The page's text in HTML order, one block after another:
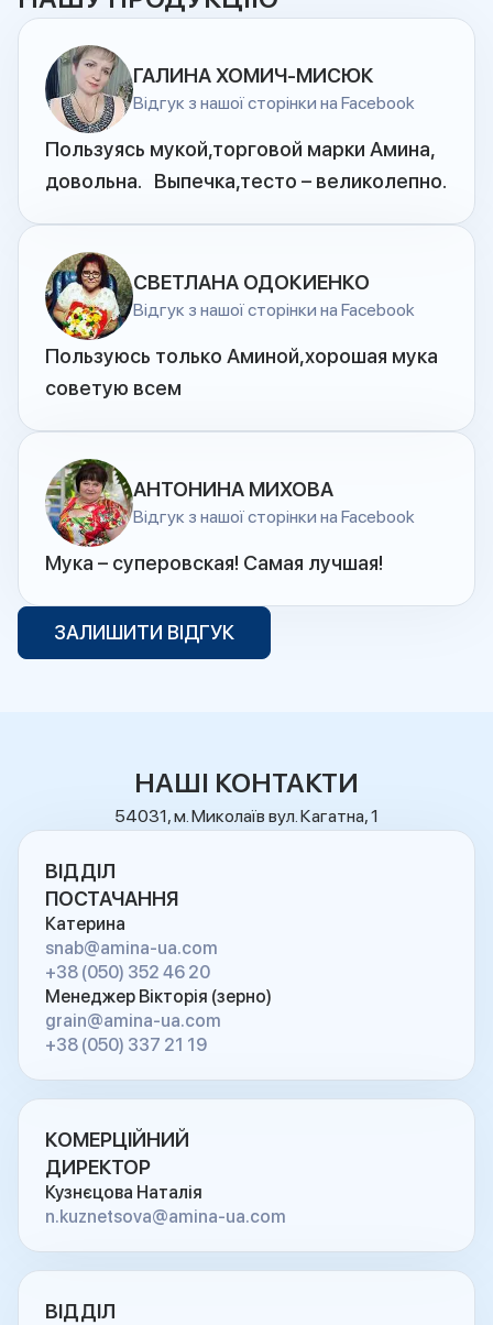
ГАЛИНА ХОМИЧ-МИСЮК
Відгук з нашої сторінки на Facebook
Пользуясь мукой,торговой марки Амина,
довольна. Выпечка,тесто – великолепно.
СВЕТЛАНА ОДОКИЕНКО
Відгук з нашої сторінки на Facebook
Пользуюсь только Аминой,хорошая мука
советую всем
АНТОНИНА МИХОВА
Відгук з нашої сторінки на Facebook
Мука – суперовская! Самая лучшая!
ЗАЛИШИТИ ВІДГУК
НАШІ КОНТАКТИ
54031, м. Миколаїв вул. Кагатна, 1
ВІДДІЛ
ПОСТАЧАННЯ
Катерина
snab@amina-ua.com
+38 (050) 352 46 20
Менеджер Вікторія (зерно)
grain@amina-ua.com
+38 (050) 337 21 19
КОМЕРЦІЙНИЙ
ДИРЕКТОР
Кузнєцова Наталія
n.kuznetsova@amina-ua.com
ВІДДІЛ